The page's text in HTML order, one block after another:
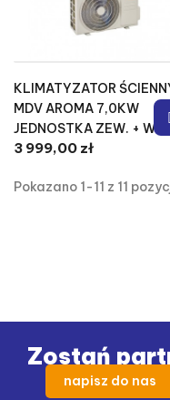
KLIMATYZATOR
MDV AROMA 7,0KW
JEDNOSTKA ZEW. +
3 999,00 zł
Pokazano 1-11 z 11
Zostań
napisz do nas